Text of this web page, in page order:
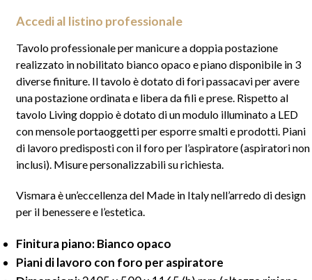
Accedi al listino professionale
Tavolo professionale per manicure a doppia postazione
realizzato in nobilitato bianco opaco e piano disponibile in 3
diverse finiture. Il tavolo è dotato di fori passacavi per avere
una postazione ordinata e libera da fili e prese. Rispetto al
tavolo Living doppioè dotato di un modulo illuminato a LED
con mensole portaoggetti per esporre smalti e prodotti. Piani
di lavoro predisposti con il foro per l’aspiratore (aspiratori non
inclusi). Misure personalizzabili su richiesta.
Vismara è un’eccellenza del Made in Italy nell’arredo di design
per il benessere e l’estetica.
Finitura piano: Bianco opaco
Piani di lavoro con foro per aspiratore